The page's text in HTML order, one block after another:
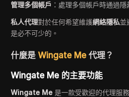
管理多個帳戶 ：處理多個帳戶時通過隱
私人代理對於任何希望維護網絡隱私並
是必不可少的。
什麼是Wingate Me代理？
Wingate Me 的主要功能
Wingate Me 是一款受歡迎的代理服